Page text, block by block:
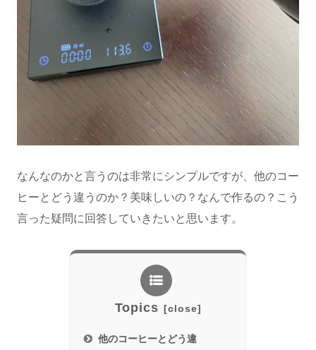
なんなのかと言うのは非常にシンプルですが、他のコー
ヒーとどう違うのか？美味しいの？なんで作るの？こう
言った疑問に回答していきたいと思います。
Topics
他のコーヒーとどう違